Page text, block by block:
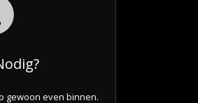
gewoon even binnen.